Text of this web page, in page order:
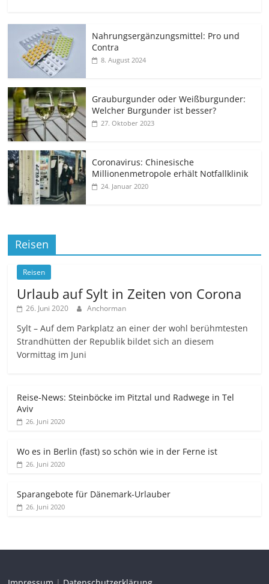
Nahrungsergänzungsmittel: Pro und
Contra
8. August 2024
Grauburgunder oder Weißburgunder:
Welcher Burgunder ist besser?
27. Oktober 2023
Coronavirus: Chinesische
Millionenmetropole erhält Notfallklinik
24. Januar 2020
Reisen
Reisen
Urlaub auf Sylt in Zeiten von Corona
26. Juni 2020 Anchorman
Sylt – Auf dem Parkplatz an einer der wohl berühmtesten
Strandhütten der Republik bildet sich an diesem
Vormittag im Juni
Reise-News: Steinböcke im Pitztal und Radwege in Tel
Aviv
26. Juni 2020
Wo es in Berlin (fast) so schön wie in der Ferne ist
26. Juni 2020
Sparangebote für Dänemark-Urlauber
26. Juni 2020